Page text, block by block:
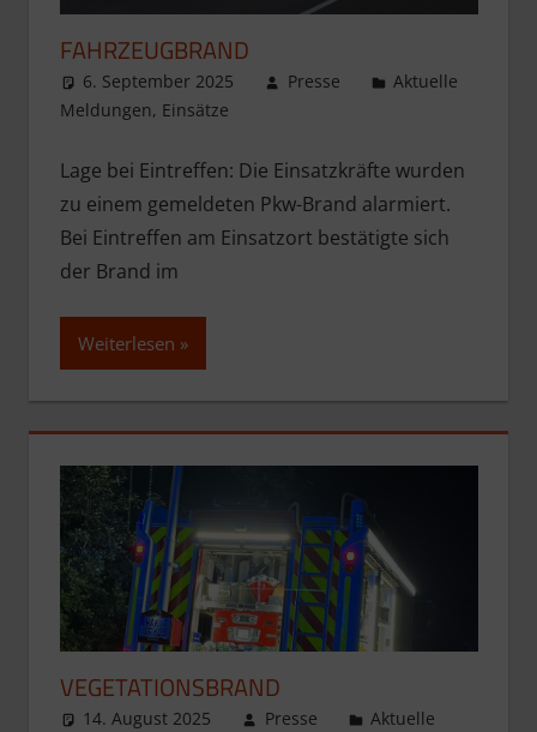
FAHRZEUGBRAND
6. September 2025 Presse
Aktuelle
Meldungen, Einsätze
Lage bei Eintreffen: Die Einsatzkräfte wurden
zu einem gemeldeten Pkw-Brand alarmiert.
Bei Eintreffen am Einsatzort bestätigte sich
der Brand im
Weiterlesen
VEGETATIONSBRAND
14. August 2025 Presse
Aktuelle